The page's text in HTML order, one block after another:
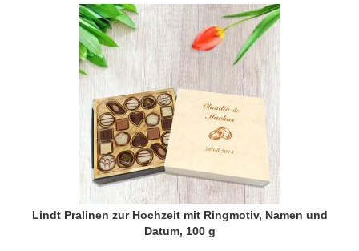
Lindt Pralinen zur Hochzeit mit Ringmotiv, Namen und
Datum, 100 g